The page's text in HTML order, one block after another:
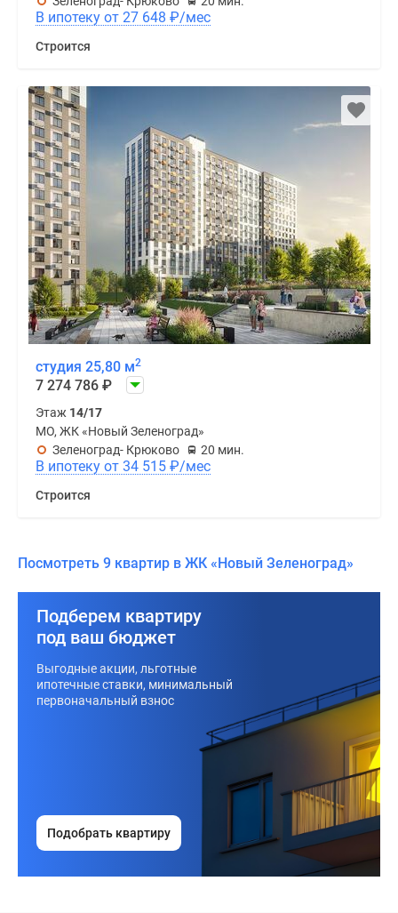
В ипотеку от 27 648 ₽/мес
Строится
студия 25,80 м2
7 274 786 ₽
Этаж 14/17
МО, ЖК «Новый Зеленоград»
Зеленоград- Крюково
20 мин.
В ипотеку от 34 515 ₽/мес
Строится
Посмотреть 9 квартир в ЖК «Новый Зеленоград»
Подберем квартиру
под ваш бюджет
Выгодные акции, льготные
ипотечные ставки, минимальный
первоначальный взнос
Подобрать квартиру